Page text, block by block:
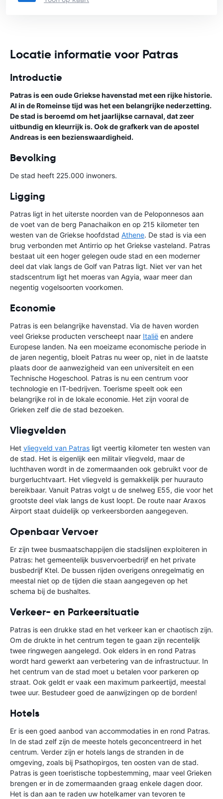
Locatie informatie voor Patras
Introductie
Patras is een oude Griekse havenstad met een rijke historie.
Al in de Romeinse tijd was het een belangrijke nederzetting.
De stad is beroemd om het jaarlijkse carnaval, dat zeer
uitbundig en kleurrijk is. Ook de grafkerk van de apostel
Andreas is een bezienswaardigheid.
Bevolking
De stad heeft 225.000 inwoners.
Ligging
Patras ligt in het uiterste noorden van de Peloponnesos aan
de voet van de berg Panachaikon en op 215 kilometer ten
westen van de Griekse hoofdstad Athene. De stad is via een
brug verbonden met Antirrio op het Griekse vasteland. Patras
bestaat uit een hoger gelegen oude stad en een moderner
deel dat vlak langs de Golf van Patras ligt. Niet ver van het
stadscentrum ligt het moeras van Agyia, waar meer dan
negentig vogelsoorten voorkomen.
Economie
Patras is een belangrijke havenstad. Via de haven worden
veel Griekse producten verscheept naar Italië en andere
Europese landen. Na een moeizame economische periode in
de jaren negentig, bloeit Patras nu weer op, niet in de laatste
plaats door de aanwezigheid van een universiteit en een
Technische Hogeschool. Patras is nu een centrum voor
technologie en IT-bedrijven. Toerisme speelt ook een
belangrijke rol in de lokale economie. Het zijn vooral de
Grieken zelf die de stad bezoeken.
Vliegvelden
Het vliegveld van Patras ligt veertig kilometer ten westen van
de stad. Het is eigenlijk een militair vliegveld, maar de
luchthaven wordt in de zomermaanden ook gebruikt voor de
burgerluchtvaart. Het vliegveld is gemakkelijk per huurauto
bereikbaar. Vanuit Patras volgt u de snelweg E55, die voor het
grootste deel vlak langs de kust loopt. De route naar Araxos
Airport staat duidelijk op verkeersborden aangegeven.
Openbaar Vervoer
Er zijn twee busmaatschappijen die stadslijnen exploiteren in
Patras: het gemeentelijk busvervoerbedrijf en het private
busbedrijf Ktel. De bussen rijden overigens onregelmatig en
meestal niet op de tijden die staan aangegeven op het
schema bij de bushaltes.
Verkeer- en Parkeersituatie
Patras is een drukke stad en het verkeer kan er chaotisch zijn.
Om de drukte in het centrum tegen te gaan zijn recentelijk
twee ringwegen aangelegd. Ook elders in en rond Patras
wordt hard gewerkt aan verbetering van de infrastructuur. In
het centrum van de stad moet u betalen voor parkeren op
straat. Ook geldt er vaak een maximum parkeertijd, meestal
twee uur. Bestudeer goed de aanwijzingen op de borden!
Hotels
Er is een goed aanbod van accommodaties in en rond Patras.
In de stad zelf zijn de meeste hotels geconcentreerd in het
centrum. Verder zijn er hotels langs de stranden in de
omgeving, zoals bij Psathopirgos, ten oosten van de stad.
Patras is geen toeristische topbestemming, maar veel Grieken
brengen er in de zomermaanden graag enkele dagen door.
Het is dan aan te raden uw hotelkamer van tevoren te